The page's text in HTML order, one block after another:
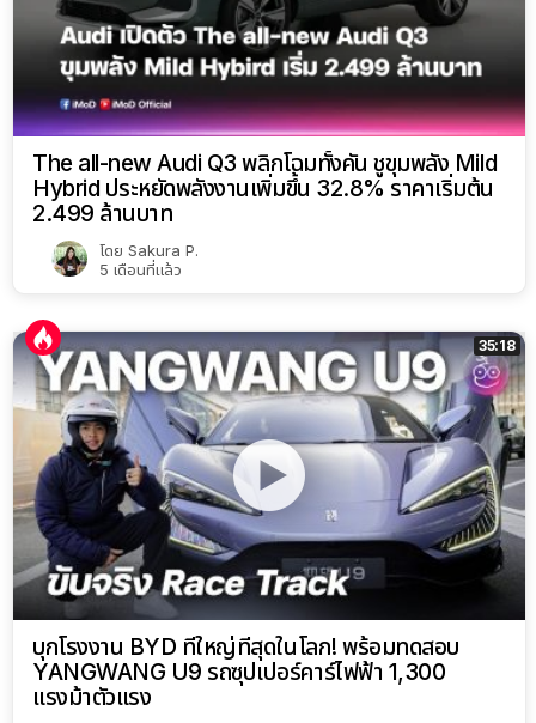
The all-new Audi Q3 พลิกโฉมทั้งคัน ชูขุมพลัง Mild
Hybrid ประหยัดพลังงานเพิ่มขึ้น 32.8% ราคาเริ่มต้น
2.499 ล้านบาท
โดย Sakura P.
5 เดือนที่แล้ว
35:18
บุกโรงงาน BYD ที่ใหญ่ที่สุดในโลก! พร้อมทดสอบ
YANGWANG U9 รถซุปเปอร์คาร์ไฟฟ้า 1,300
แรงม้าตัวแรง